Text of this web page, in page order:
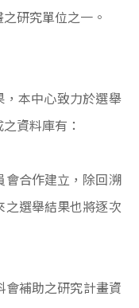
研究單位之一。
本中心致力於選舉
資料庫有：
會合作建立，除回溯
選舉結果也將逐次
會補助之研究計畫資